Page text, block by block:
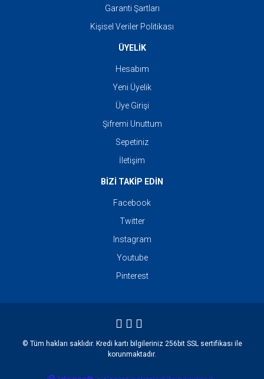
Garanti Şartları
Kişisel Veriler Politikası
ÜYELİK
Hesabım
Yeni Üyelik
Üye Girişi
Şifremi Unuttum
Sepetiniz
İletişim
BİZİ TAKİP EDİN
Facebook
Twitter
Instagram
Youtube
Pinterest
© Tüm hakları saklıdır. Kredi kartı bilgileriniz 256bit SSL sertifikası ile
korunmaktadır.